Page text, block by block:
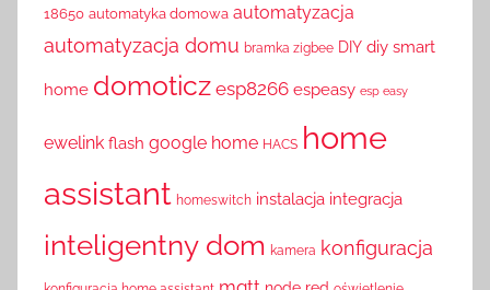
18650 automatyka domowa automatyzacja
automatyzacja domu bramka zigbee DIY diy smart
home domoticz esp8266 espeasy esp easy
ewelink flash google home HACS home
assistant homeswitch instalacja integracja
inteligentny dom kamera konfiguracja